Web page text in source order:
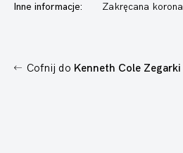
Inne informacje:
Zakręcana korona
Cofnij do Kenneth Cole Zegarki